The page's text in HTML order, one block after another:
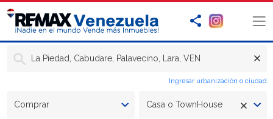
La Piedad, Cabudare, Palavecino, Lara, VEN
Ingresar urbanización o ciudad
Comprar Casa o TownHouse